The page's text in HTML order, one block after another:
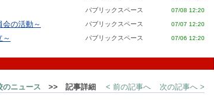
パブリックスペース 07/08 12:20
会の活動～ パブリックスペース 07/07 12:20
～ パブリックスペース 07/06 12:20
ニュース >> 記事詳細 < 前の記事へ 次の記事へ >